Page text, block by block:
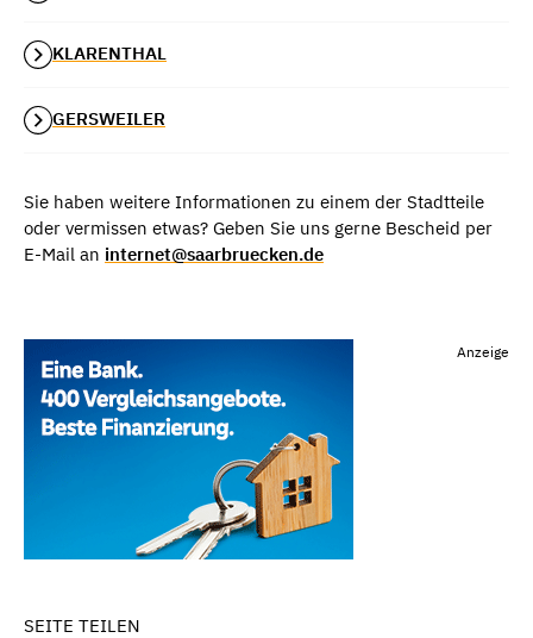
KLARENTHAL
GERSWEILER
Sie haben weitere Informationen zu einem der Stadtteile
oder vermissen etwas? Geben Sie uns gerne Bescheid per
E-Mail an internet@saarbruecken.de
Anzeige
SEITE TEILEN